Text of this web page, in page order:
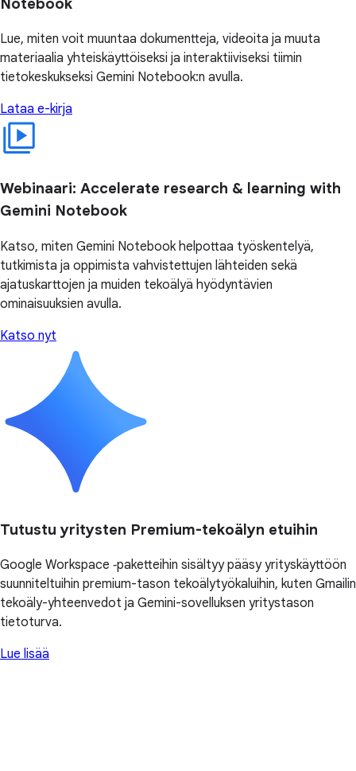
Lue, miten voit muuntaa dokumentteja, videoita ja muuta
materiaalia yhteiskäyttöiseksi ja interaktiiviseksi tiimin
tietokeskukseksi Gemini Notebook:n avulla.
Lataa e-kirja
Webinaari: Accelerate research & learning with
Gemini Notebook
Katso, miten Gemini Notebook helpottaa työskentelyä,
tutkimista ja oppimista vahvistettujen lähteiden sekä
ajatuskarttojen ja muiden tekoälyä hyödyntävien
ominaisuuksien avulla.
Katso nyt
Tutustu yritysten Premium-tekoälyn etuihin
Google Workspace ‑paketteihin sisältyy pääsy yrityskäyttöön
suunniteltuihin premium-tason tekoälytyökaluihin, kuten Gmailin
tekoäly-yhteenvedot ja Gemini-sovelluksen yritystason
tietoturva.
Lue lisää